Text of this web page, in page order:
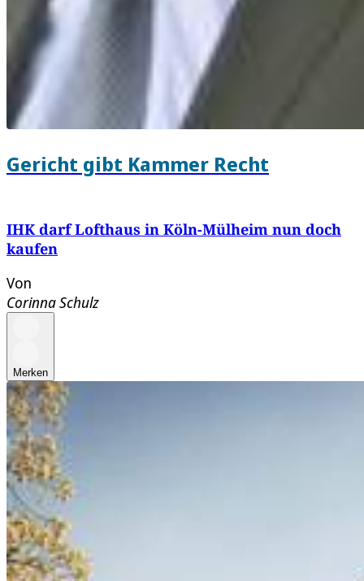
Gericht gibt Kammer Recht
IHK darf Lofthaus in Köln-Mülheim nun doch
kaufen
Von
Corinna Schulz
Merken